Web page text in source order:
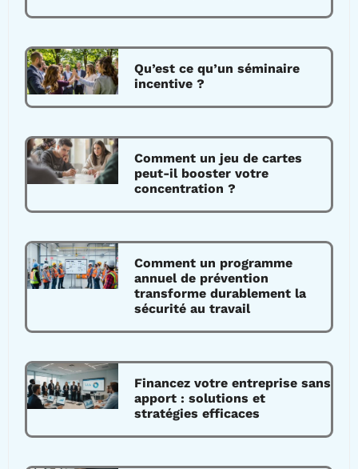
Qu’est ce qu’un séminaire
incentive ?
Comment un jeu de cartes
peut-il booster votre
concentration ?
Comment un programme
annuel de prévention
transforme durablement la
sécurité au travail
Financez votre entreprise sans
apport : solutions et
stratégies efficaces